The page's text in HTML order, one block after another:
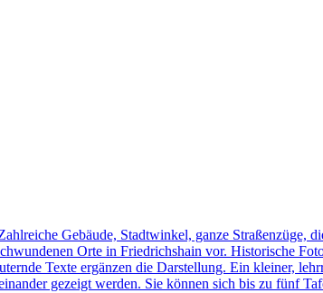
Gebäude, Stadtwinkel, ganze Straßenzüge,
Orte in Friedrichshain vor. Historische
Texte ergänzen die Darstellung. Ein kleiner,
gezeigt werden. Sie können sich bis zu fünf